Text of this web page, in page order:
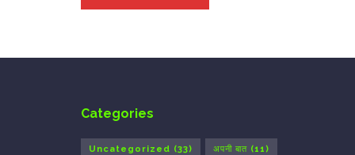
Categories
Uncategorized (33) अपनी बात (11)